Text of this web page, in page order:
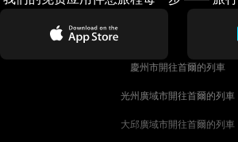
慶州市開往首爾的列車
光州廣域市開往首爾的列車
大邱廣域市開往首爾的列車